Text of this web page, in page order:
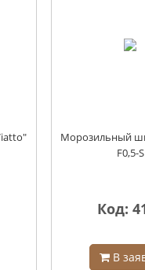
Морозильный
F0,5-S
Код:
В